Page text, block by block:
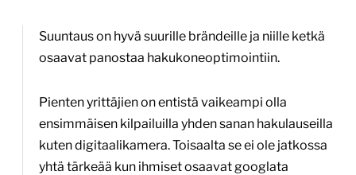
Suuntaus on hyvä suurille brändeille ja niille ketkä
osaavat panostaa hakukoneoptimointiin.
Pienten yrittäjien on entistä vaikeampi olla
ensimmäisen kilpailuilla yhden sanan hakulauseilla
kuten digitaalikamera. Toisaalta se ei ole jatkossa
yhtä tärkeää kun ihmiset osaavat googlata